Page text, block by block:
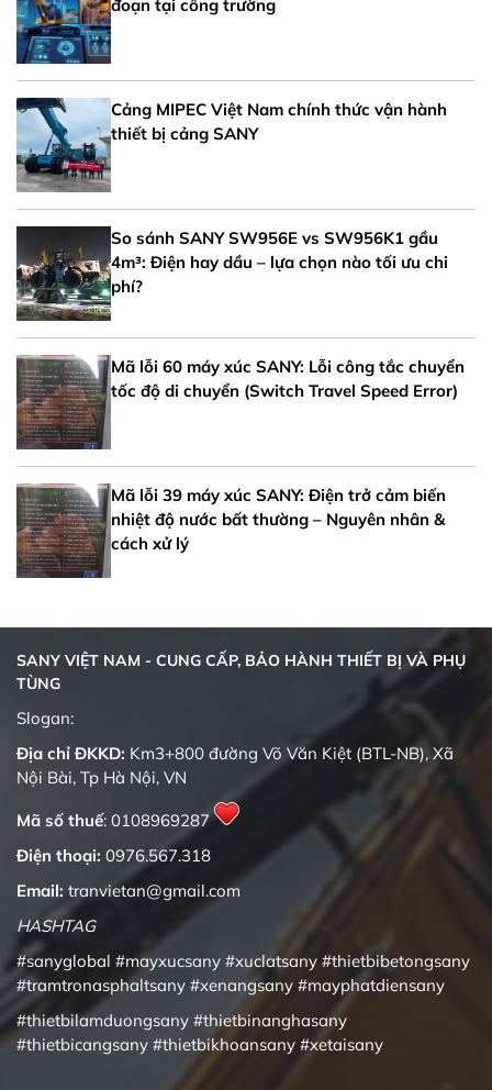
đoạn tại công trường
Cảng MIPEC Việt Nam chính thức vận hành
thiết bị cảng SANY
So sánh SANY SW956E vs SW956K1 gầu
4m³: Điện hay dầu – lựa chọn nào tối ưu chi
phí?
Mã lỗi 60 máy xúc SANY: Lỗi công tắc chuyển
tốc độ di chuyển (Switch Travel Speed Error)
Mã lỗi 39 máy xúc SANY: Điện trở cảm biến
nhiệt độ nước bất thường – Nguyên nhân &
cách xử lý
SANY VIỆT NAM - CUNG CẤP, BẢO HÀNH THIẾT BỊ VÀ PHỤ
TÙNG
Slogan:
Địa chỉ ĐKKD: Km3+800 đường Võ Văn Kiệt (BTL-NB), Xã
Nội Bài, Tp Hà Nội, VN
Mã số thuế: 0108969287
Điện thoại: 0976.567.318
Email: tranvietan@gmail.com
HASHTAG
#sanyglobal #mayxucsany #xuclatsany #thietbibetongsany
#tramtronasphaltsany #xenangsany #mayphatdiensany
#thietbilamduongsany #thietbinanghasany
#thietbicangsany #thietbikhoansany #xetaisany